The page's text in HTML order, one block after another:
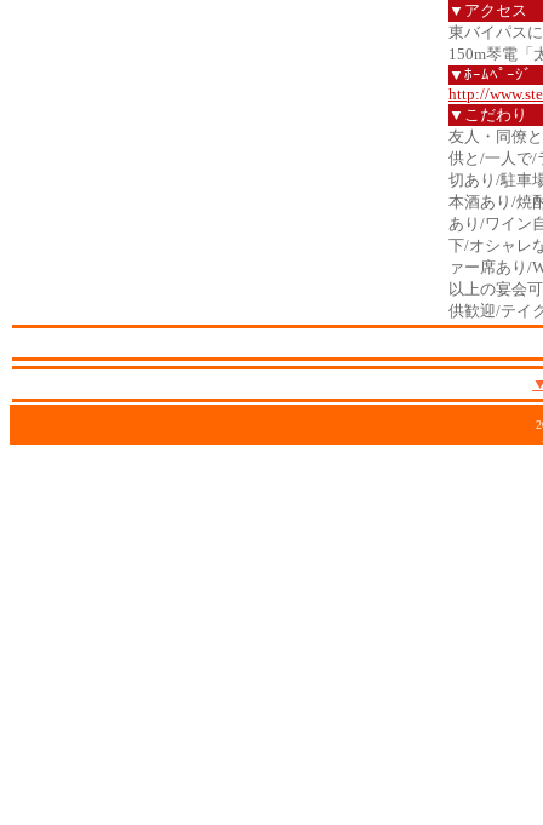
▼アクセス
東バイパス
150m琴電「
▼ﾎｰﾑﾍﾟｰｼﾞ
http://
▼こだわり
友人・同僚
供と/一人で/
切あり/駐車
本酒あり/焼
あり/ワイン
下/オシャレ
ァー席あり/
以上の宴会
供歓迎/テイ